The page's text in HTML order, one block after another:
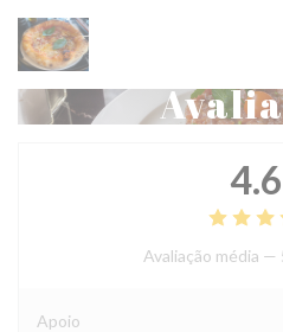
Painel de Gerenciamento de
4.6
Avaliação média —
Apoio